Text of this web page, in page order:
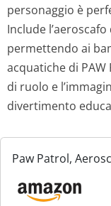
personaggio è
Include
permettendo ai
acquatiche di
di ruolo e
divertimento
Paw Patrol,
Zuma, Giochi